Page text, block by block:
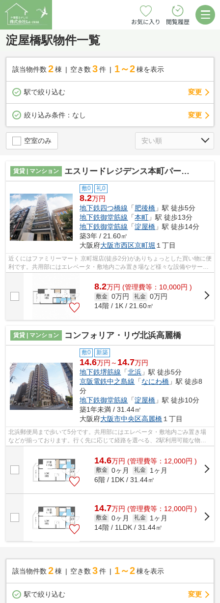
お気に入り 閲覧履歴
淀屋橋駅物件一覧
該当物件数 2棟 空き数 3 件 1～2 棟を表示
駅で絞り込む 変更
絞り込み条件： なし 変更
空室のみ
賃貸 | マンション エスリードレジデンス本町パークフロント
敷0 礼0
8.2万円
地下鉄四つ橋線 「肥後橋 」駅 徒歩5分
地下鉄御堂筋線 「本町 」駅 徒歩13分
地下鉄御堂筋線 「淀屋橋 」駅 徒歩14分
築3年 / 21.60㎡
大阪府大阪市西区京町堀 １丁目
近くにはファミリーマート 京町堀店(徒歩2分)がありちょっとした買い物に便
利です。共用部にはエレベータ・敷地内ごみ置き場など様々な設備やサービ
スが揃っているので便利です。徒歩5...
8.2万円 (管理費等：10,000円 )
敷金 0万円 礼金 0万円
14階 / 1K / 21.60㎡
賃貸 | マンション コンフォリア・リヴ北浜高麗橋
敷0 新築
14.6万円～ 14.7万円
地下鉄堺筋線 「北浜 」駅 徒歩5分
京阪電鉄中之島線 「なにわ橋 」駅 徒歩8
分
地下鉄御堂筋線 「淀屋橋 」駅 徒歩10分
築1年未満 / 31.44㎡
大阪府大阪市中央区高麗橋１丁目
北浜郵便局まで歩いて5分です。共用部にはエレベータ・敷地内ごみ置き場
などが揃っております。行く先に応じて経路を選べる、2駅利用可能な物件
14.6万円 (管理費等：12,000円 )
敷金 0ヶ月 礼金
1ヶ月
6階 / 1DK / 31.44㎡
14.7万円 (管理費等：12,000円 )
敷金 0ヶ月 礼金
1ヶ月
14階 / 1LDK / 31.44㎡
該当物件数 2棟 空き数 3 件 1～2 棟を表示
駅で絞り込む 変更